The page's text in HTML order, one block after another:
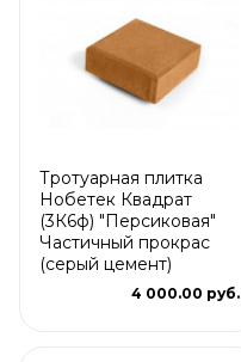
Тротуарная плитка
Нобетек Квадрат
(3К6ф) "Персиковая"
Частичный прокрас
(серый цемент)
4 000.00 руб.